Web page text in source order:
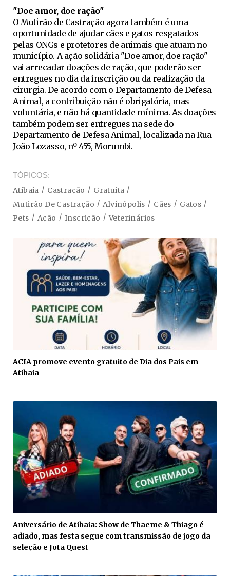
"Doe amor, doe ração"
O Mutirão de Castração agora também é uma
oportunidade de ajudar cães e gatos resgatados
pelas ONGs e protetores de animais que atuam no
município. A ação solidária "Doe amor, doe ração"
vai arrecadar doações de ração, que poderão ser
entregues no dia da inscrição ou da realização da
cirurgia. De acordo com o Departamento de Defesa
Animal, a contribuição não é obrigatória, mas
voluntária, e não há quantidade mínima. As doações
também podem ser entregues na sede do
Departamento de Defesa Animal, localizada na Rua
João Lozasso, nº 455, Morumbi.
TÓPICOS
Atibaia Castração
Gratuita
Mutirão De Castração
Alvinópolis Cães
Gatos
Pets
Ação Inscrição Veterinários
ACIA promove evento gratuito de Dia dos Pais em
Atibaia
Aniversário de Atibaia: Show de Thaeme & Thiago é
adiado, mas festa segue com transmissão de jogo da
seleção e Jota Quest